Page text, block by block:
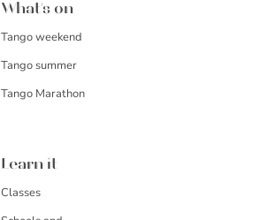
What's on
Tango weekend
Tango summer
Tango Marathon
Learn it
Classes